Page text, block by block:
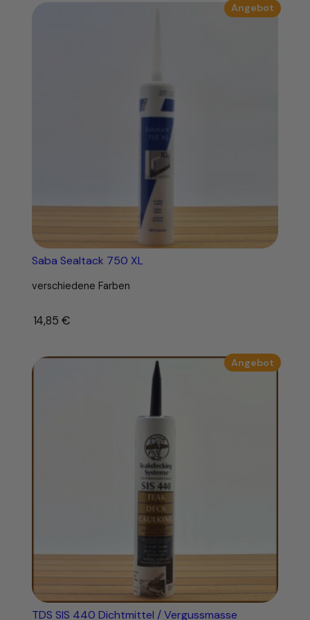
Angebot
im
Saba Sealtack 750 XL
verschiedene Farben
14,85 €
Angebot
im
TDS SIS 440 Dichtmittel / Vergussmasse